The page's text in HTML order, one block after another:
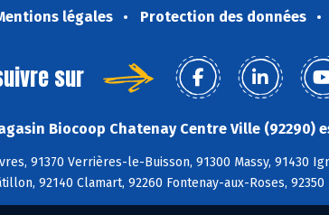
légales Protection des données
sur
Biocoop Chatenay Centre Ville (92290)
91370 Verrières-le-Buisson, 91300 Massy, 91430
92140 Clamart, 92260 Fontenay-aux-Roses,